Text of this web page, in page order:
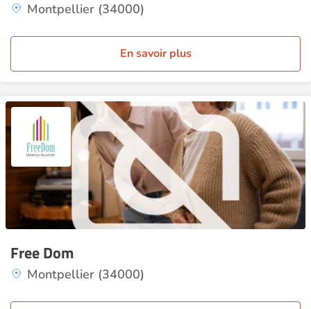
Montpellier (34000)
En savoir plus
Free Dom
Montpellier (34000)